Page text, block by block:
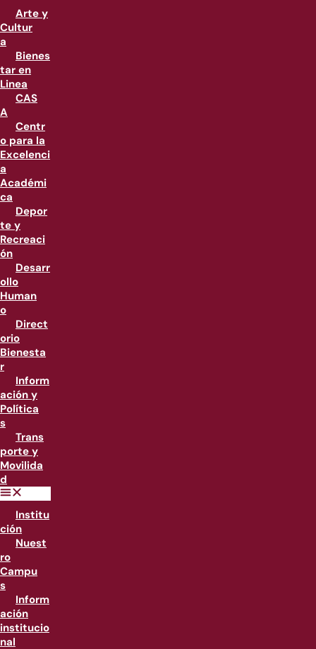
Arte y
Cultur
a
Bienes
tar en
Linea
CAS
A
Centr
o para la
Excelenci
a
Académi
ca
Depor
te y
Recreaci
ón
Desarr
ollo
Human
o
Direct
orio
Bienesta
r
Inform
ación y
Política
s
Trans
porte y
Movilida
d
Institu
ción
Nuest
ro
Campu
s
Inform
ación
institucio
nal